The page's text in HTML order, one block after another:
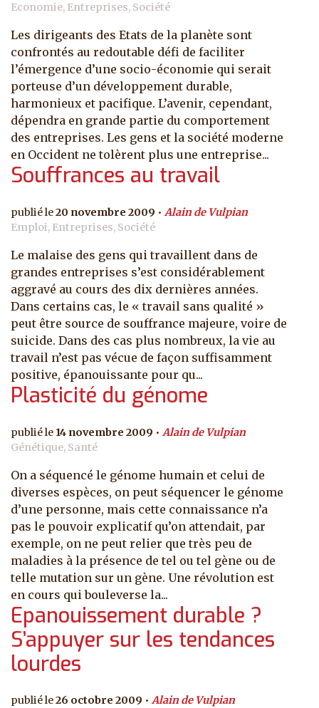
Economie, Entreprises, Société
Les dirigeants des Etats de la planète sont
confrontés au redoutable défi de faciliter
l’émergence d’une socio-économie qui serait
porteuse d’un développement durable,
harmonieux et pacifique. L’avenir, cependant,
dépendra en grande partie du comportement
des entreprises. Les gens et la société moderne
en Occident ne tolèrent plus une entreprise...
Souffrances au travail
20 novembre 2009
Alain de Vulpian
Emploi, Entreprises, Société
Le malaise des gens qui travaillent dans de
grandes entreprises s’est considérablement
aggravé au cours des dix dernières années.
Dans certains cas, le « travail sans qualité »
peut être source de souffrance majeure, voire de
suicide. Dans des cas plus nombreux, la vie au
travail n’est pas vécue de façon suffisamment
positive, épanouissante pour qu...
Plasticité du génome
14 novembre 2009
Alain de Vulpian
Génétique, Santé
On a séquencé le génome humain et celui de
diverses espèces, on peut séquencer le génome
d’une personne, mais cette connaissance n’a
pas le pouvoir explicatif qu’on attendait, par
exemple, on ne peut relier que très peu de
maladies à la présence de tel ou tel gène ou de
telle mutation sur un gène. Une révolution est
en cours qui bouleverse la...
Epanouissement durable ?
S’appuyer sur les tendances
lourdes
26 octobre 2009
Alain de Vulpian